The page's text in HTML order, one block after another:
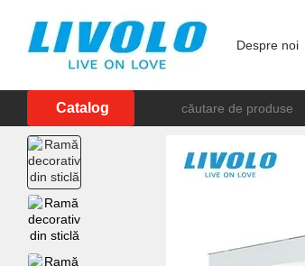
Despre noi
Catalog